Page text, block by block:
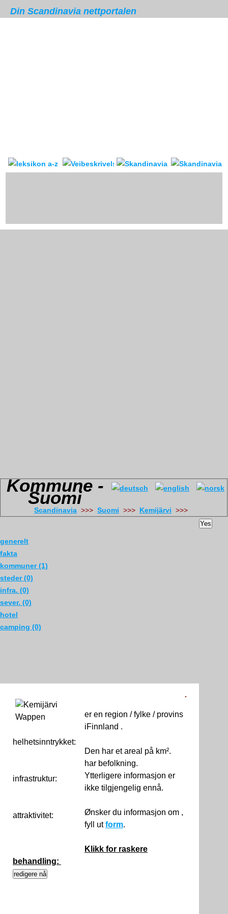
Din Scandinavia nettportalen
Skandinavia leksikonVeibeskrivelse forum &
Kommune -
Suomi
Scandinavia >>> Suomi >>> Kemijärvi
generelt
fakta
kommuner (1)
steder (0)
infra. (0)
sever. (0)
hotel
camping (0)
helhetsinntrykket:
infrastruktur:
attraktivitet:
er en region / fylke / provins
iFinnland .
Den har et areal på km².
har befolkning.
Ytterligere informasjon er
ikke tilgjengelig ennå.
Ønsker du informasjon om ,
fyll utform.
Klikk for raskere
behandling:
Yes